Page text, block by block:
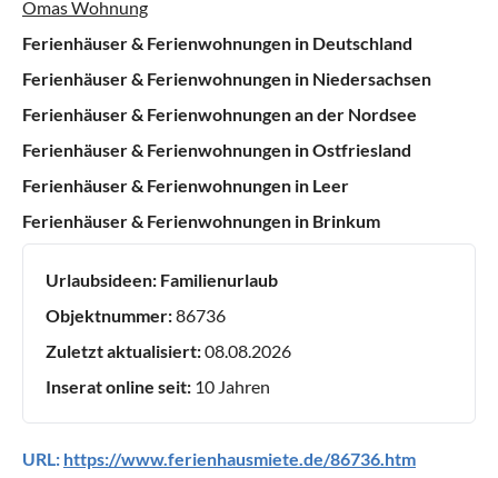
Omas Wohnung
Ferienhäuser & Ferienwohnungen in Deutschland
Ferienhäuser & Ferienwohnungen in Niedersachsen
Ferienhäuser & Ferienwohnungen an der Nordsee
Ferienhäuser & Ferienwohnungen in Ostfriesland
Ferienhäuser & Ferienwohnungen in Leer
Ferienhäuser & Ferienwohnungen in Brinkum
Urlaubsideen: Familienurlaub
Objektnummer:86736
Zuletzt aktualisiert:08.08.2026
Inserat online seit: 10 Jahren
URL: https://www.ferienhausmiete.de/86736.htm